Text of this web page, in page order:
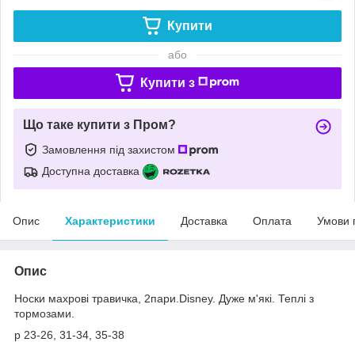
Купити
або
Купити з
Що таке купити з Пром?
Замовлення під захистом
Доступна доставка
Опис Характеристики Доставка Оплата Умови
Опис
Носки махрові травичка, 2пари.Disney. Дуже м'які. Теплі з
тормозами.
р 23-26, 31-34, 35-38